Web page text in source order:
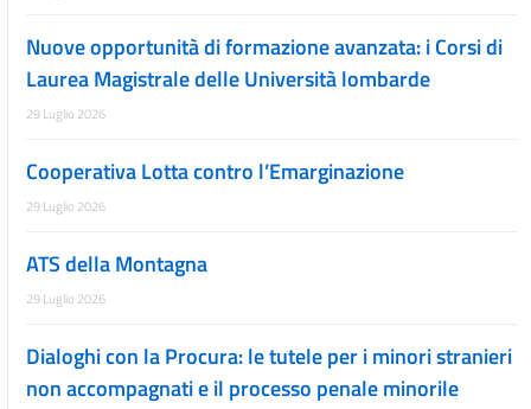
Nuove opportunità di formazione avanzata: i Corsi di
Laurea Magistrale delle Università lombarde
29 Luglio 2026
Cooperativa Lotta contro l’Emarginazione
29 Luglio 2026
ATS della Montagna
29 Luglio 2026
Dialoghi con la Procura: le tutele per i minori stranieri
non accompagnati e il processo penale minorile